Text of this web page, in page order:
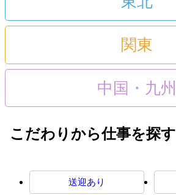
関東
中国・九州
こだわりから仕事を探す
送迎あり